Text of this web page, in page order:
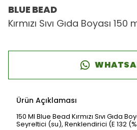
BLUE BEAD
Kırmızı Sıvı Gıda Boyası 150
Ürün Açıklaması
150 Ml Blue Bead Kırmızı Sıvı Gıda
Seyreltici (su), Renklendirici (E 132